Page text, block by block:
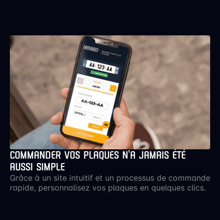
COMMANDER VOS PLAQUES N’A JAMAIS ÉTÉ
AUSSI SIMPLE
Grâce à un site intuitif et un processus de commande
rapide, personnalisez vos plaques en quelques clics.